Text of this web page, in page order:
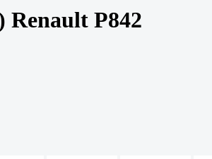
Renault P842